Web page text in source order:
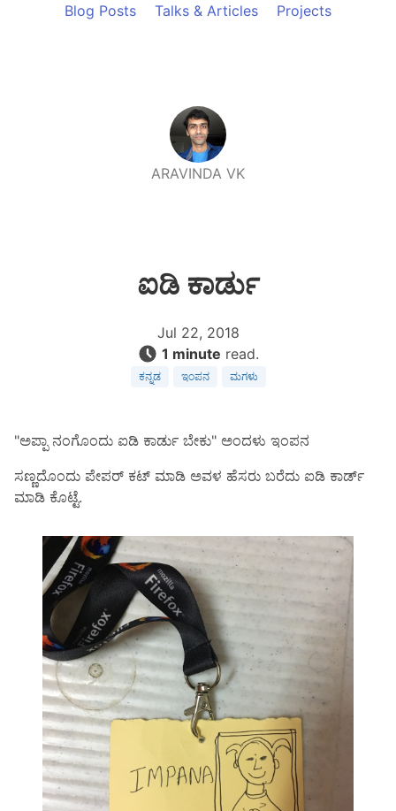
Blog Posts Talks & Articles Projects
ARAVINDA VK
ಐಡಿ ಕಾರ್ಡು
Jul 22, 2018
1 minute read.
ಕನ್ನಡ ಇಂಪನ ಮಗಳು
"ಅಪ್ಪಾ ನಂಗೊಂದು ಐಡಿ ಕಾರ್ಡು ಬೇಕು" ಅಂದಳು ಇಂಪನ
ಸಣ್ಣದೊಂದು ಪೇಪರ್ ಕಟ್ ಮಾಡಿ ಅವಳ ಹೆಸರು ಬರೆದು ಐಡಿ ಕಾರ್ಡ್
ಮಾಡಿ ಕೊಟ್ಟೆ.